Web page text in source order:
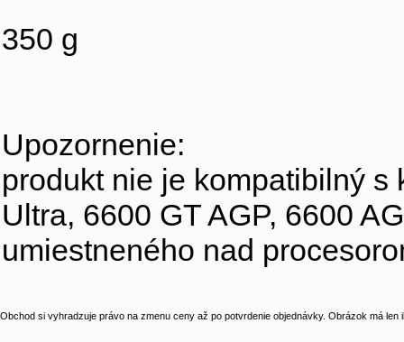
350 g
Upozornenie:
produkt nie je kompatibilný s
Ultra, 6600 GT AGP, 6600
umiestneného nad
Obchod si vyhradzuje právo na zmenu ceny až po potvrdenie objednávky. Obrázok má len